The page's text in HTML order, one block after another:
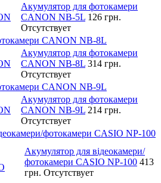
Акумулятор для фотокамери
CANON NB-5L 126 грн.
Отсутствует
CANON NB-8L
Акумулятор для фотокамери
CANON NB-8L 314 грн.
Отсутствует
CANON NB-9L
Акумулятор для фотокамери
CANON NB-9L 214 грн.
Отсутствует
фотокамери CASIO NP-100
Акумулятор для відеокамери/
фотокамери CASIO NP-100 413
грн. Отсутствует